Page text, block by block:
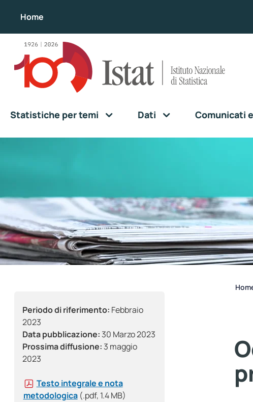
Home
Statistiche per temi Dati Comunicati
Periodo di riferimento: Febbraio
2023
Data pubblicazione: 30 Marzo 2023
Prossima diffusione: 3 maggio
2023
Testo integrale e nota
metodologica (.pdf, 1.4 MB)